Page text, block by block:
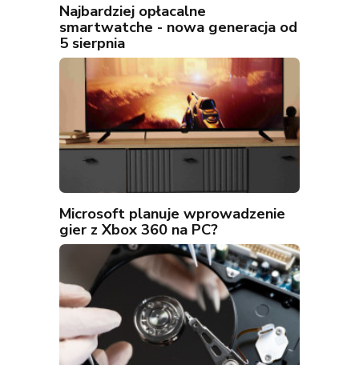
Najbardziej opłacalne
smartwatche - nowa generacja od
5 sierpnia
Microsoft planuje wprowadzenie
gier z Xbox 360 na PC?